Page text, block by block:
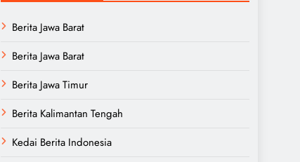
Berita Jawa Barat
Berita Jawa Barat
Berita Jawa Timur
Berita Kalimantan Tengah
Kedai Berita Indonesia